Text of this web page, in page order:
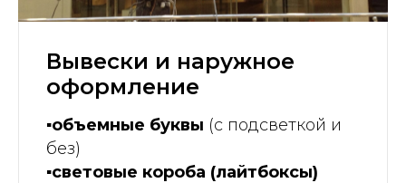
Вывески и наружное
оформление
▪️объемные буквы (с подсветкой и
без)
▪️световые короба (лайтбоксы)